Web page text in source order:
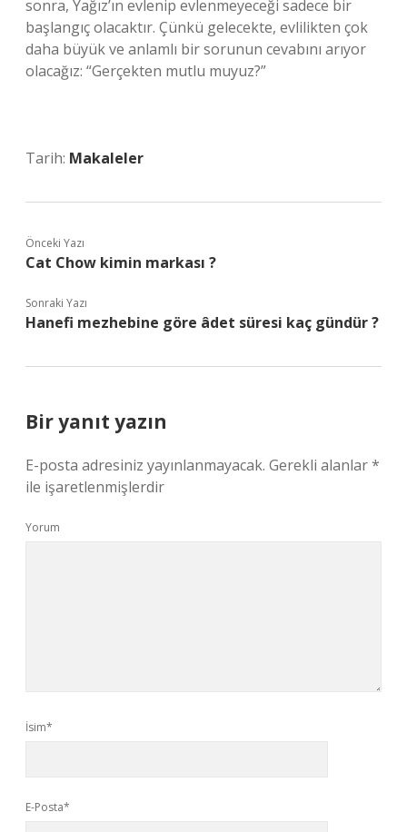
sonra, Yağız’ın evlenip evlenmeyeceği sadece bir
başlangıç olacaktır. Çünkü gelecekte, evlilikten çok
daha büyük ve anlamlı bir sorunun cevabını arıyor
olacağız: “Gerçekten mutlu muyuz?”
Tarih: Makaleler
Önceki Yazı
Cat Chow kimin markası ?
Sonraki Yazı
Hanefi mezhebine göre âdet süresi kaç gündür ?
Bir yanıt yazın
E-posta adresiniz yayınlanmayacak. Gerekli alanlar*
ile işaretlenmişlerdir
Yorum
İsim*
E-Posta*